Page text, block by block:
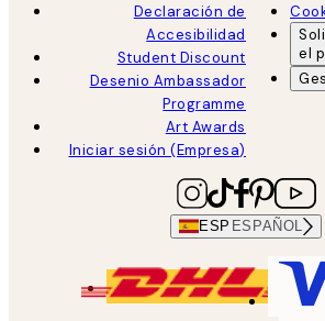
Declaración de
Accesibilidad
Student Discount
Desenio Ambassador
Programme
Art Awards
Iniciar sesión (Empresa)
el
ESP ESPAÑOL